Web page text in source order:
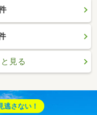
見る
逃さない！